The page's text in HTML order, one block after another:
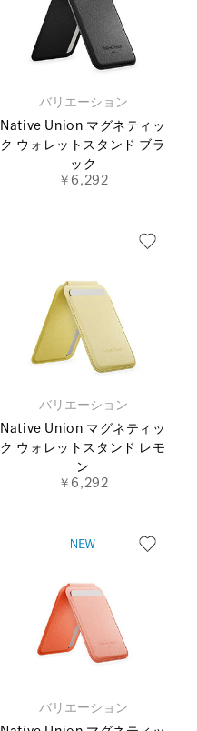
バリエーション
Native Union マグネティッ
ク ウォレットスタンド ブラ
ック
￥6,292
バリエーション
Native Union マグネティッ
ク ウォレットスタンド レモ
ン
￥6,292
バリエーション